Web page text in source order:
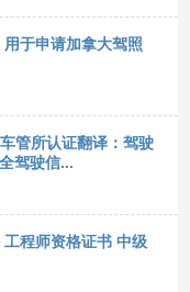
于申请加拿大驾照
管所认证翻译：驾驶
驾驶信...
程师资格证书 中级